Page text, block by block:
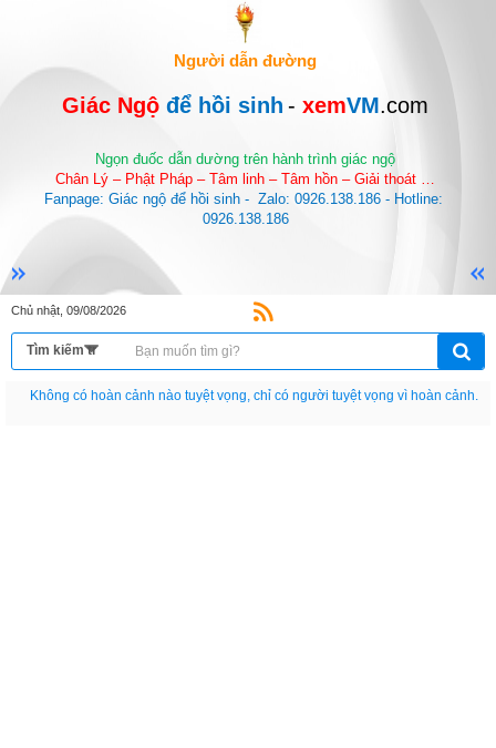
Người dẫn đường
Giác Ngộ để hồi sinh - xemVM.com
Ngọn đuốc dẫn dường trên hành trình giác ngộ
Chân Lý – Phật Pháp – Tâm linh – Tâm hồn – Giải thoát …
Fanpage: Giác ngộ để hồi sinh -  Zalo: 0926.138.186 - Hotline:
0926.138.186
Chủ nhật, 09/08/2026
Nếu như không chịu học tập thì cho dù đi vạn dặm đường cũng chỉ là anh đưa